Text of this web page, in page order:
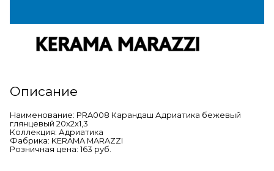
Описание
Наименование: PRA008 Карандаш Адриатика бежевый
глянцевый 20x2x1,3
Коллекция: Адриатика
Фабрика: KERAMA MARAZZI
Розничная цена: 163 руб.